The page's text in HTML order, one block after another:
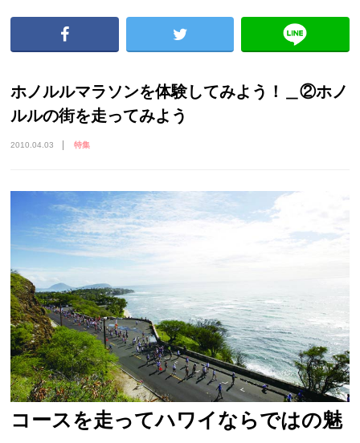
ホノルルマラソンを体験してみよう！＿②ホノ
ルルの街を走ってみよう
2010.04.03 特集
コースを走ってハワイならではの魅